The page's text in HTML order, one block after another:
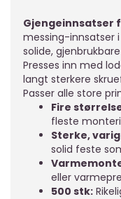
Gjengeinnsatser
messing-innsatser
solide,
Presses inn med
langt sterkere
Passer alle store
Fire
fleste
Sterke,
solid feste
eller
500 stk: